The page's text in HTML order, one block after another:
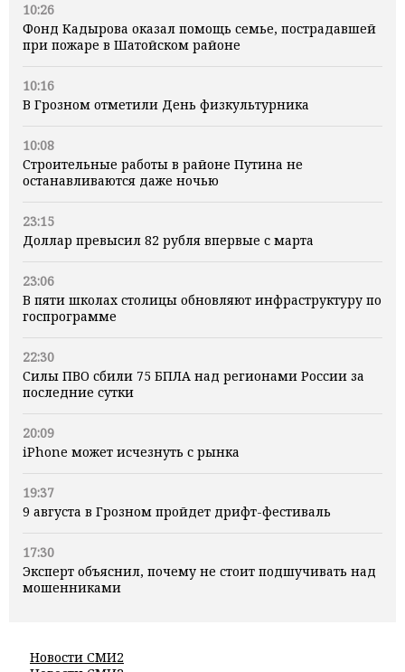
10:26
Фонд Кадырова оказал помощь семье, пострадавшей
при пожаре в Шатойском районе
10:16
В Грозном отметили День физкультурника
10:08
Строительные работы в районе Путина не
останавливаются даже ночью
23:15
Доллар превысил 82 рубля впервые с марта
23:06
В пяти школах столицы обновляют инфраструктуру по
госпрограмме
22:30
Силы ПВО сбили 75 БПЛА над регионами России за
последние сутки
20:09
iPhone может исчезнуть с рынка
19:37
9 августа в Грозном пройдет дрифт-фестиваль
17:30
Эксперт объяснил, почему не стоит подшучивать над
мошенниками
Новости СМИ2